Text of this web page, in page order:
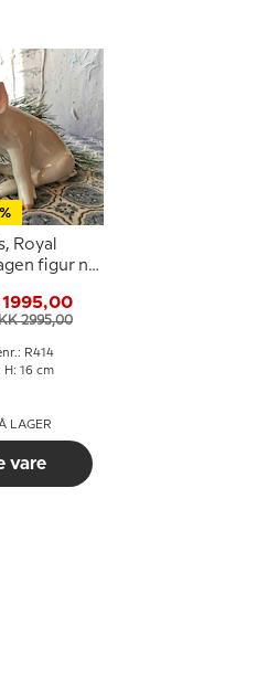
Royal
figur nr.
1995,00
2995,00
R414
H: 16 cm
LAGER
vare